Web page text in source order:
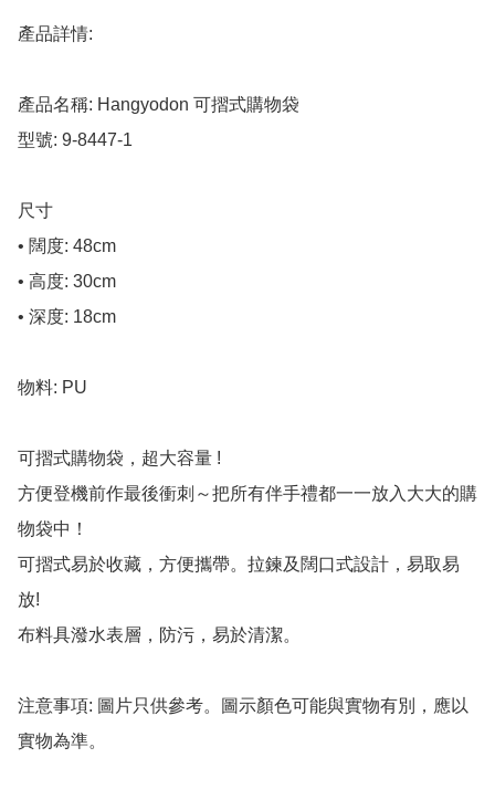
產品詳情:
產品名稱: Hangyodon 可摺式購物袋
型號: 9-8447-1
尺寸
• 闊度: 48cm
• 高度: 30cm
• 深度: 18cm
物料: PU
可摺式購物袋，超大容量 !
方便登機前作最後衝刺～把所有伴手禮都一一放入大大的購
物袋中！
可摺式易於收藏，方便攜帶。拉鍊及闊口式設計，易取易
放!
布料具潑水表層，防污，易於清潔。
注意事項: 圖片只供參考。圖示顏色可能與實物有別，應以
實物為準。